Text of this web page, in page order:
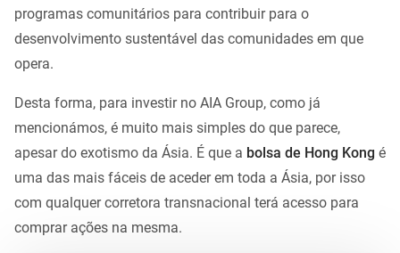
programas comunitários para contribuir para o
desenvolvimento sustentável das comunidades em que
opera.
Desta forma, para investir no AIA Group, como já
mencionámos, é muito mais simples do que parece,
apesar do exotismo da Ásia. É que a bolsa de Hong Kong é
uma das mais fáceis de aceder em toda a Ásia, por isso
com qualquer corretora transnacional terá acesso para
comprar ações na mesma.